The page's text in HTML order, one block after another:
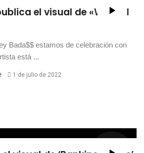
el visual de «Where I
Bada$$ estamos de celebración con
está ...
1 de julio de 2022